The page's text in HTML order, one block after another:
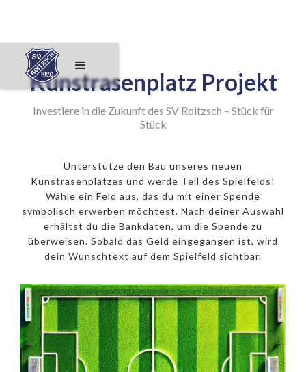
Kunstrasenplatz Projekt
Investiere in die Zukunft des SV Roitzsch – Stück für
Stück
Unterstütze den Bau unseres neuen
Kunstrasenplatzes und werde Teil des Spielfelds!
Wähle ein Feld aus, das du mit einer Spende
symbolisch erwerben möchtest. Nach deiner Auswahl
erhältst du die Bankdaten, um die Spende zu
überweisen. Sobald das Geld eingegangen ist, wird
dein Wunschtext auf dem Spielfeld sichtbar.